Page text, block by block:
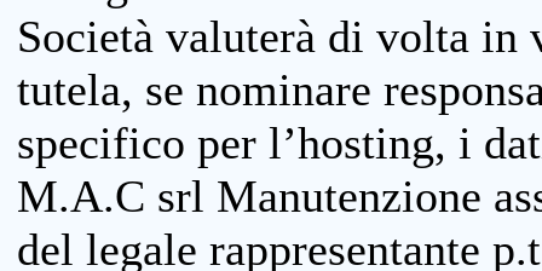
Società valuterà di volta in
tutela, se nominare
specifico per l’hosting, i
M.A.C srl Manutenzione
del legale rappresentante